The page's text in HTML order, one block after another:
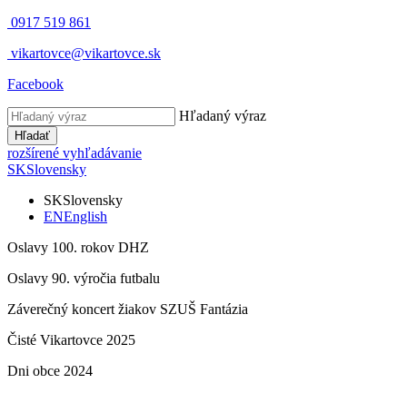
0917 519 861
vikartovce@vikartovce.sk
Facebook
Hľadaný výraz
Hľadať
rozšírené vyhľadávanie
SKSlovensky
SKSlovensky
ENEnglish
Oslavy 100. rokov DHZ
Oslavy 90. výročia futbalu
Záverečný koncert žiakov SZUŠ Fantázia
Čisté Vikartovce 2025
Dni obce 2024